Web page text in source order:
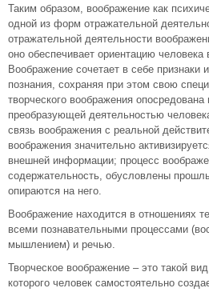
Таким образом, воображение как
одной из форм отражательной
отражательной деятельности
оно обеспечивает ориентацию человека
Воображение сочетает в себе признаки
познания, сохраняя при этом свою
творческого воображения опосредована
преобразующей деятельностью
связь воображения с реальной
воображения значительно
внешней информации; процесс
содержательность, обусловлены
опираются на него.
Воображение находится в отношениях
всеми познавательными процессами
мышлением) и речью.
Творческое воображение – это такой
которого человек самостоятельно